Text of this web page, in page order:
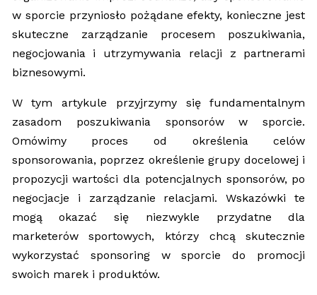
w sporcie przyniosło pożądane efekty, konieczne jest
skuteczne zarządzanie procesem poszukiwania,
negocjowania i utrzymywania relacji z partnerami
biznesowymi.
W tym artykule przyjrzymy się fundamentalnym
zasadom poszukiwania sponsorów w sporcie.
Omówimy proces od określenia celów
sponsorowania, poprzez określenie grupy docelowej i
propozycji wartości dla potencjalnych sponsorów, po
negocjacje i zarządzanie relacjami. Wskazówki te
mogą okazać się niezwykle przydatne dla
marketerów sportowych, którzy chcą skutecznie
wykorzystać sponsoring w sporcie do promocji
swoich marek i produktów.